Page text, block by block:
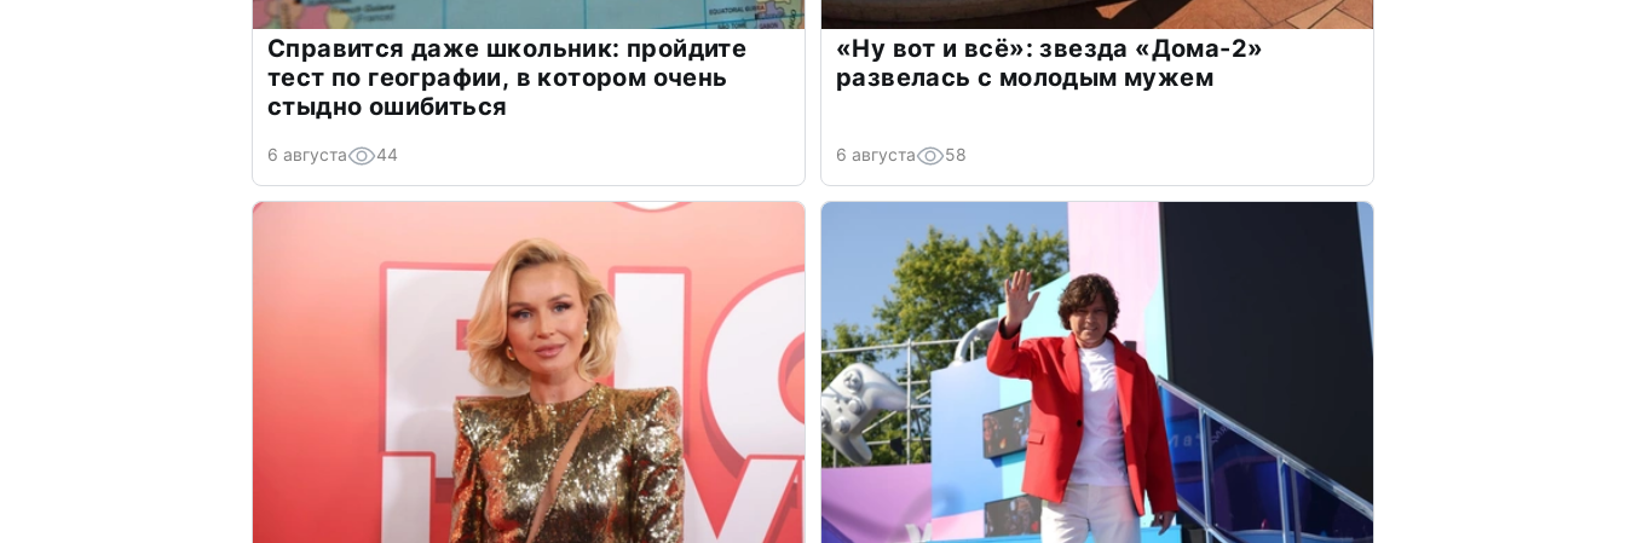
Справится даже школьник: пройдите
тест по географии, в котором очень
стыдно ошибиться
6 августа 44
«Ну вот и всё»: звезда «Дома-2»
развелась с молодым мужем
6 августа 58